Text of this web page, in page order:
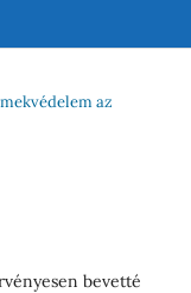
az
bevetté